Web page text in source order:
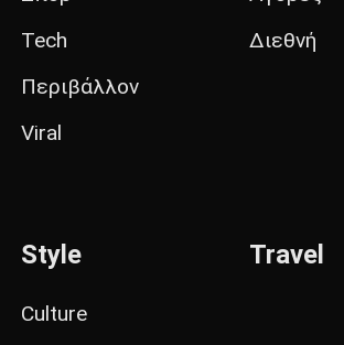
Tech
Περιβάλλον
Viral
Διεθνή
Style
Culture
Travel